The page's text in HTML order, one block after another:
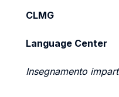
CLMG
Language Center
Insegnamento